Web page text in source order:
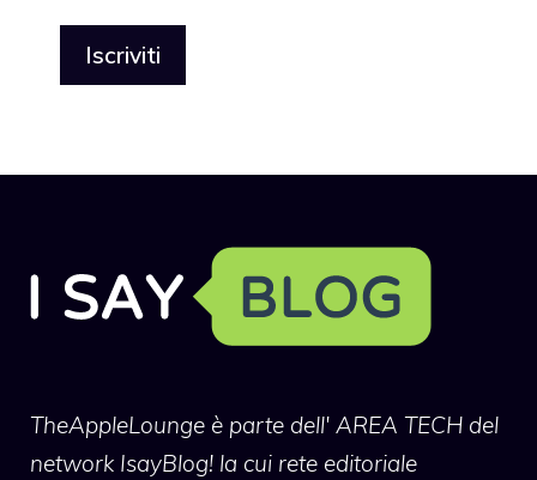
TheAppleLounge è parte dell' AREA TECH del
network IsayBlog! la cui rete editoriale